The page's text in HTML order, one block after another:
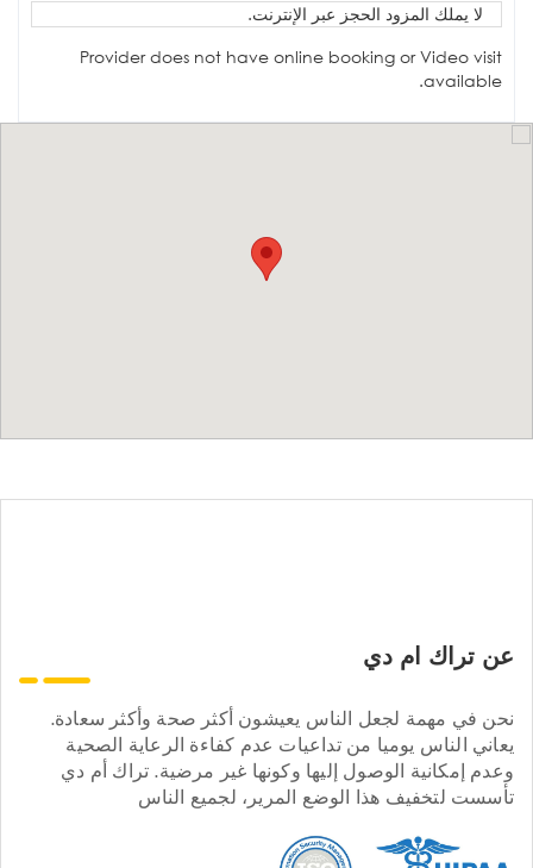
لا يملك المزود الحجز عبر الإنترنت.
Provider does not have online booking or Video visit
available.
عن تراك ام دي
نحن في مهمة لجعل الناس يعيشون أكثر صحة وأكثر سعادة.
يعاني الناس يوميا من تداعيات عدم كفاءة الرعاية الصحية
وعدم إمكانية الوصول إليها وكونها غير مرضية. تراك أم دي
تأسست لتخفيف هذا الوضع المرير، لجميع الناس